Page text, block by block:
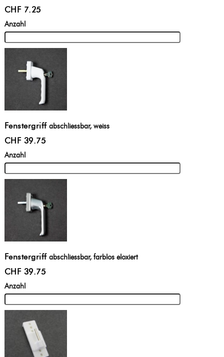
CHF 7.25
Anzahl
Fenstergriffabschliessbar, weiss
CHF 39.75
Anzahl
Fenstergriffabschliessbar, farblos eloxiert
CHF 39.75
Anzahl